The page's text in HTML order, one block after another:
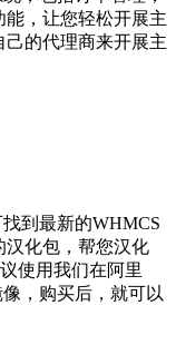
，让您轻松开展主
的代理商来开展主
到最新的WHMCS
汉化包，帮您汉化
使用我们在阿里
，购买后，就可以